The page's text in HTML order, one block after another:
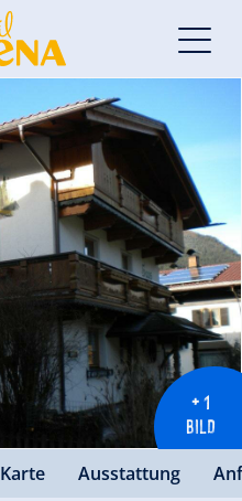
+ 1
BILD
Karte Ausstattung